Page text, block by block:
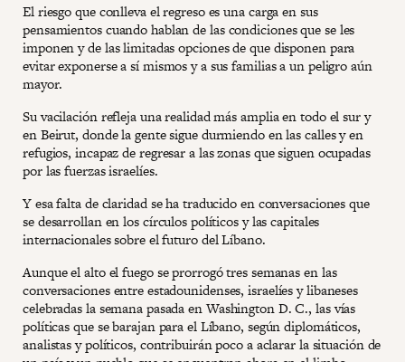
El riesgo que conlleva el regreso es una carga en sus
pensamientos cuando hablan de las condiciones que se les
imponen y de las limitadas opciones de que disponen para
evitar exponerse a sí mismos y a sus familias a un peligro aún
mayor.
Su vacilación refleja una realidad más amplia en todo el sur y
en Beirut, donde la gente sigue durmiendo en las calles y en
refugios, incapaz de regresar a las zonas que siguen ocupadas
por las fuerzas israelíes.
Y esa falta de claridad se ha traducido en conversaciones que
se desarrollan en los círculos políticos y las capitales
internacionales sobre el futuro del Líbano.
Aunque el alto el fuego se prorrogó tres semanas en las
conversaciones entre estadounidenses, israelíes y libaneses
celebradas la semana pasada en Washington D. C., las vías
políticas que se barajan para el Líbano, según diplomáticos,
analistas y políticos, contribuirán poco a aclarar la situación de